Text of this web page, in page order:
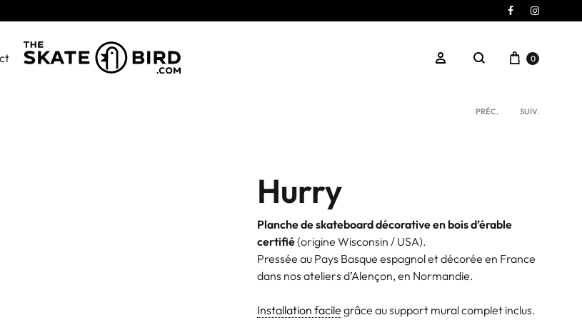
Élément
de
Élément
de
0
PRÉC. SUIV.
Hurry
Planche de skateboard décorative en bois d’érable
certifié(origine Wisconsin / USA).
Pressée au Pays Basque espagnol et décorée en France
dans nos ateliers d’Alençon, en Normandie.
Installation facile grâce au support mural complet inclus.